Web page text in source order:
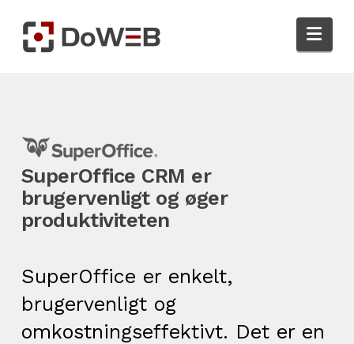
SuperOffice CRM er
brugervenligt og øger
produktiviteten
SuperOffice er enkelt,
brugervenligt og
omkostningseffektivt. Det er en